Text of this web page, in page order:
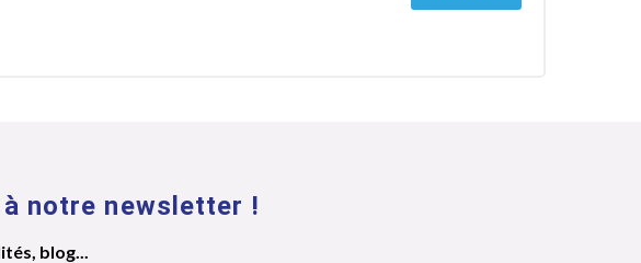
notre newsletter !
blog...